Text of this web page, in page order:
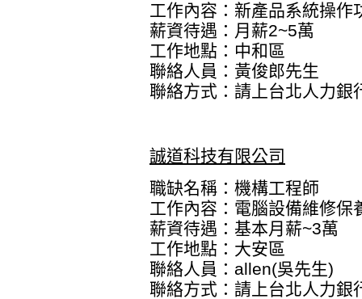
工作內容：新產品系統操作
薪資待遇：月薪2~5萬
工作地點：中和區
聯絡人員：黃俊郎先生
聯絡方式： 請上台北人力銀
誠道科技有限公司
職缺名稱：機構工程師
工作內容：電腦設備維修保
薪資待遇：基本月薪~3萬
工作地點：大安區
聯絡人員：allen(吳先生)
聯絡方式： 請上台北人力銀